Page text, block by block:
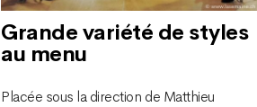
Grande variété de styles
au menu
Placée sous la direction de Matthieu